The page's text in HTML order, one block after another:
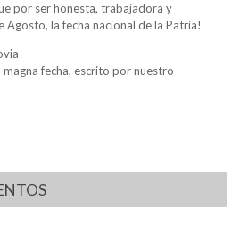
por ser honesta, trabajadora y
Agosto, la fecha nacional de la Patria!
fecha, escrito por nuestro